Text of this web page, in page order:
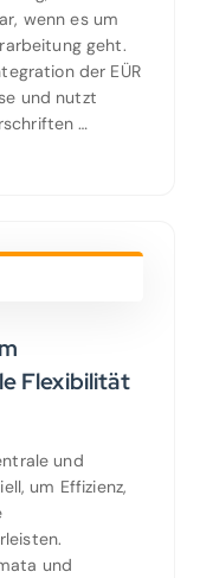
wenn es um
geht.
der EÜR
und nutzt
…
Flexibilität
und
um Effizienz,
und